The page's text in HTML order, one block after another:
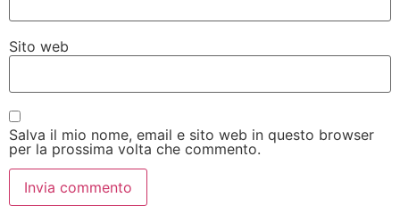
Sito web
Salva il mio nome, email e sito web in questo browser
per la prossima volta che commento.